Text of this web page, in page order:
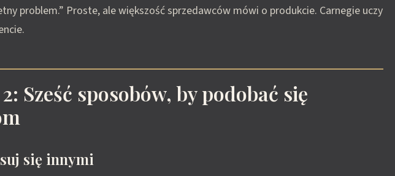
problem.” Proste, ale większość sprzedawców mówi o produkcie. Carnegie uczy
Sześć sposobów, by podobać się
się innymi